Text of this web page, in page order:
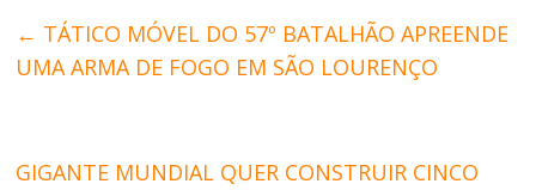
← TÁTICO MÓVEL DO 57º BATALHÃO APREENDE
UMA ARMA DE FOGO EM SÃO LOURENÇO
GIGANTE MUNDIAL QUER CONSTRUIR CINCO